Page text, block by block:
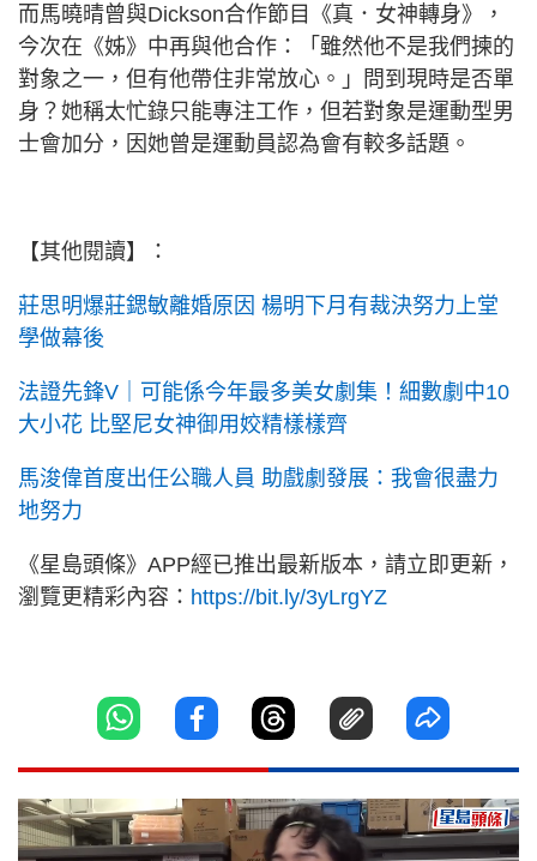
而馬曉晴曾與Dickson合作節目《真．女神轉身》，
今次在《姊》中再與他合作：「雖然他不是我們揀的
對象之一，但有他帶住非常放心。」問到現時是否單
身？她稱太忙錄只能專注工作，但若對象是運動型男
士會加分，因她曾是運動員認為會有較多話題。
【其他閱讀】：
莊思明爆莊鍶敏離婚原因 楊明下月有裁決努力上堂
學做幕後
法證先鋒V｜可能係今年最多美女劇集！細數劇中10
大小花 比堅尼女神御用姣精樣樣齊
馬浚偉首度出任公職人員 助戲劇發展：我會很盡力
地努力
《星島頭條》APP經已推出最新版本，請立即更新，
瀏覽更精彩內容： https://bit.ly/3yLrgYZ